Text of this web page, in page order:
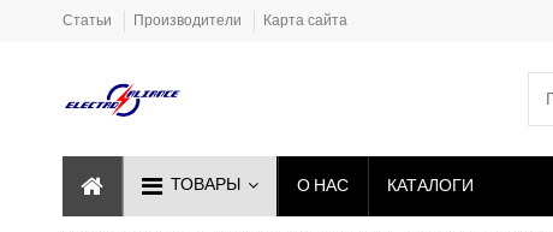
Статьи Производители Карта сайта
ТОВАРЫ О НАС КАТАЛОГИ